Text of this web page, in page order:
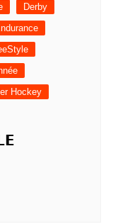
Derby
Hockey